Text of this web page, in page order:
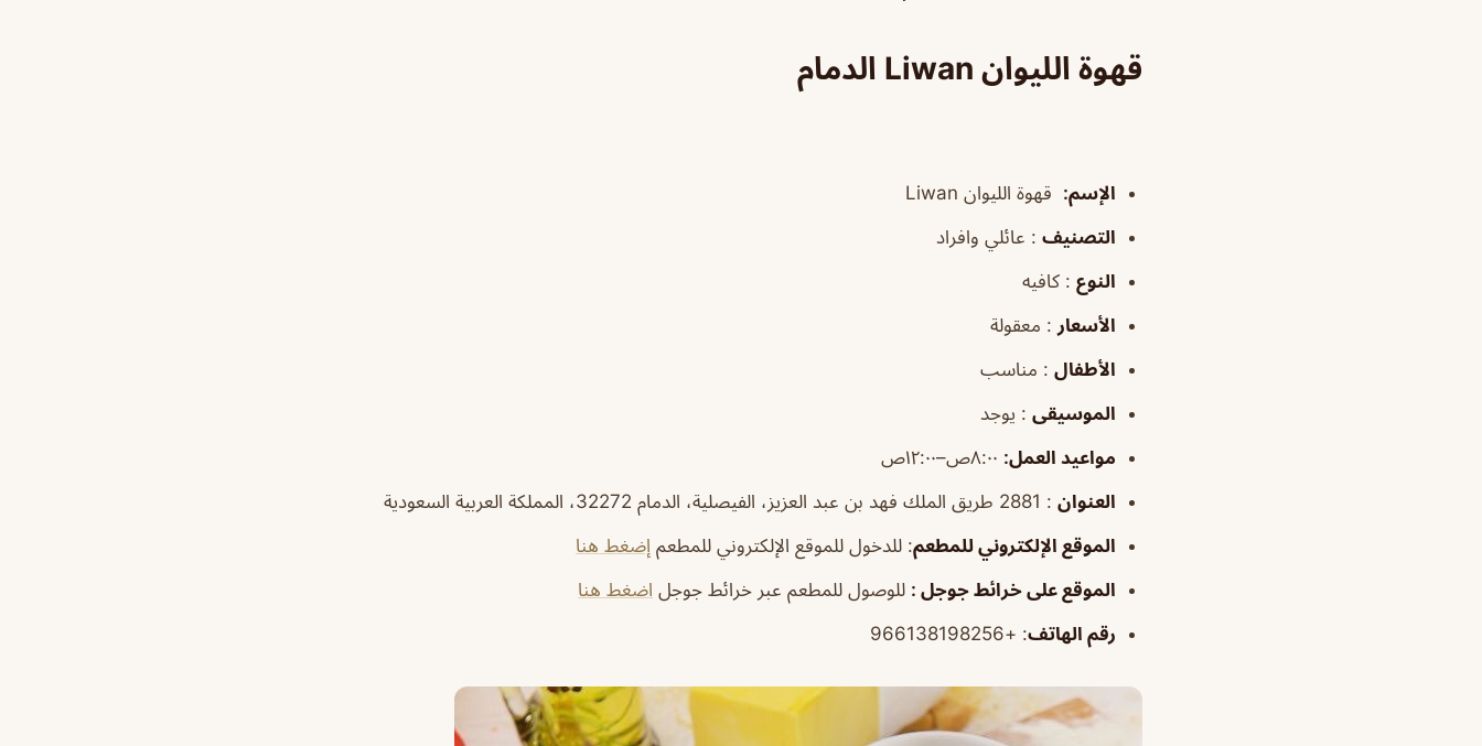
قهوة الليوان Liwan الدمام
الإسم: قهوة الليوان Liwan
التصنيف : عائلي وافراد
النوع : كافيه
الأسعار : معقولة
الأطفال : مناسب
الموسيقى : يوجد
مواعيد العمل:
العنوان : 2881 طريق الملك فهد بن عبد العزيز، الفيصلية، الدمام 32272، المملكة العربية السعودية
الموقع الإلكتروني للمطعم: للدخول للموقع الإلكتروني للمطعم إضغط هنا
الموقع على خرائط جوجل : للوصول للمطعم عبر خرائط جوجل اضغط هنا
رقم الهاتف: +966138198256